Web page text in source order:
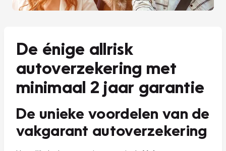
De énige allrisk
autoverzekering met
minimaal 2 jaar garantie
De unieke voordelen van de
vakgarant autoverzekering